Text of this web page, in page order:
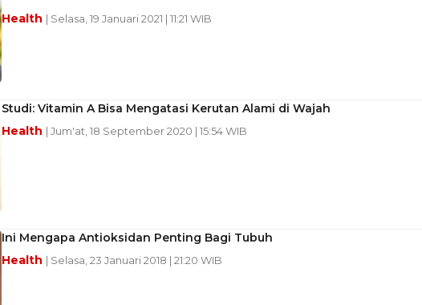
Health | Selasa, 19 Januari 2021 | 11:21 WIB
Studi: Vitamin A Bisa Mengatasi Kerutan Alami di Wajah
Health | Jum'at, 18 September 2020 | 15:54 WIB
Ini Mengapa Antioksidan Penting Bagi Tubuh
Health | Selasa, 23 Januari 2018 | 21:20 WIB